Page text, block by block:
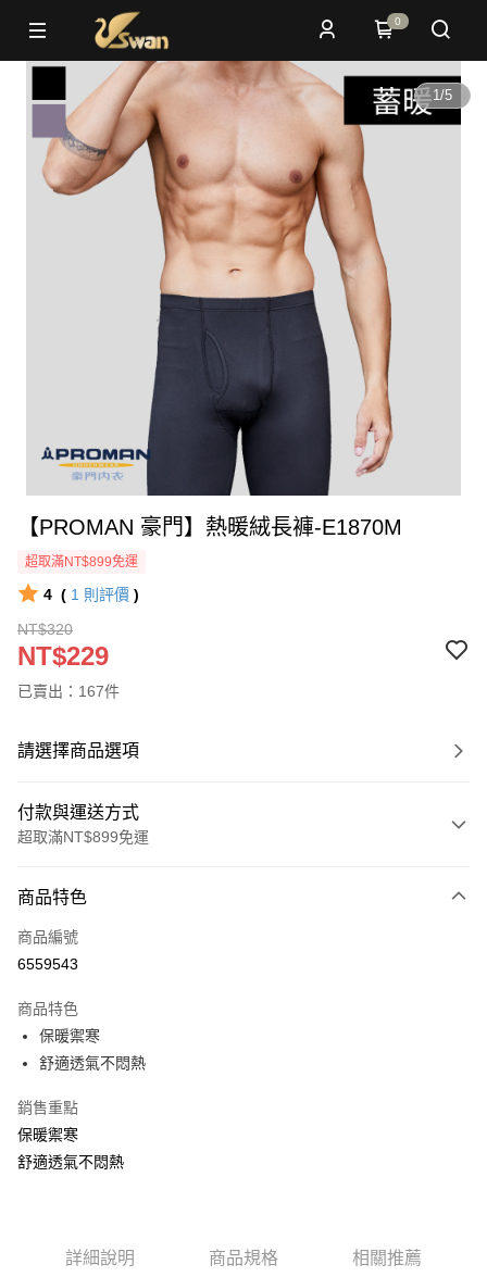
0
1/5
【PROMAN 豪門】熱暖絨長褲-E1870M
超取滿NT$899免運
4 ( 1 則評價 )
NT$320
NT$229
已賣出：167件
請選擇商品選項
付款與運送方式
超取滿NT$899免運
信用卡一次付款
超商取貨付款
街口支付
悠遊付
AFTEE先享後付
相關說明
【關於「AFTEE先享後付」】
３．安心：先確認商品／服務後，再付款。
全家取貨付款
商品特色
商品編號
6559543
商品特色
保暖禦寒
舒適透氣不悶熱
銷售重點
保暖禦寒
舒適透氣不悶熱
詳細說明 商品規格 相關推薦